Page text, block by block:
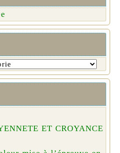
ET CROYANCE